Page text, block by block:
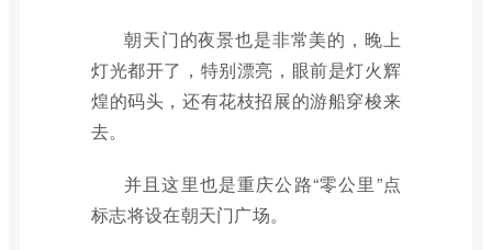
朝天门的夜景也是非常美的，晚上
灯光都开了，特别漂亮，眼前是灯火辉
煌的码头，还有花枝招展的游船穿梭来
去。
并且这里也是重庆公路“零公里”点
标志将设在朝天门广场。